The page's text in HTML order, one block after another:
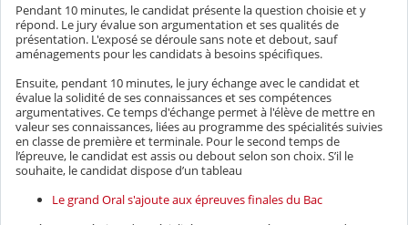
Pendant 10 minutes, le candidat présente la question choisie et y
répond. Le jury évalue son argumentation et ses qualités de
présentation. L'exposé se déroule sans note et debout, sauf
aménagements pour les candidats à besoins spécifiques.
Ensuite, pendant 10 minutes, le jury échange avec le candidat et
évalue la solidité de ses connaissances et ses compétences
argumentatives. Ce temps d'échange permet à l'élève de mettre en
valeur ses connaissances, liées au programme des spécialités suivies
en classe de première et terminale. Pour le second temps de
l’épreuve, le candidat est assis ou debout selon son choix. S’il le
souhaite, le candidat dispose d’un tableau
Le grand Oral s'ajoute aux épreuves finales du Bac